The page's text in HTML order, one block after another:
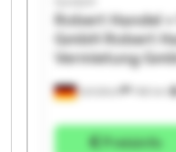
Schüttorf
Robert Handel
GmbHRobert
Vermietung
Preisinfo